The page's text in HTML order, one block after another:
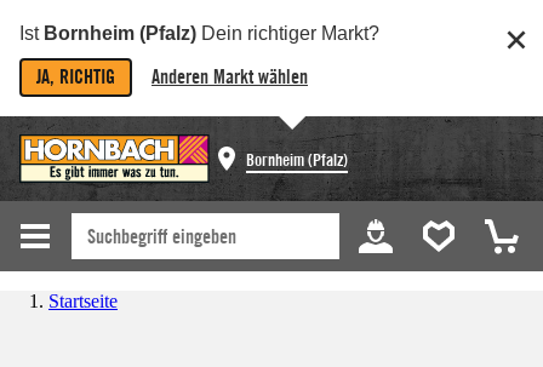
Ist Bornheim (Pfalz) Dein richtiger Markt?
JA, RICHTIG Anderen Markt wählen
Bornheim (Pfalz)
Startseite